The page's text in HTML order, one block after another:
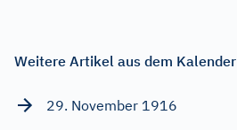
Weitere Artikel aus dem Kalender
29. November 1916